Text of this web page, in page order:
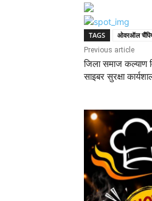
TAGS ओवरऑल
Previous article
जिला समाज कल्याण
साइबर सुरक्षा